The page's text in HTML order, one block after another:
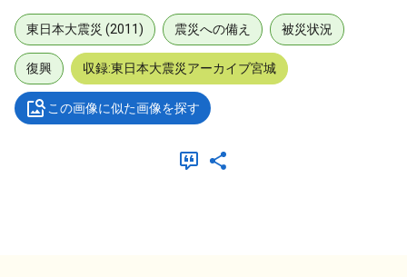
東日本大震災 (2011) 震災への備え 被災状況
復興 収録:東日本大震災アーカイブ宮城
この画像に似た画像を探す